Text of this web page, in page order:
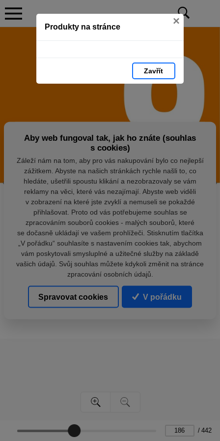
Produkty na stránce ×
Zavřít
/ 442
Aby web fungoval tak, jak ho znáte (souhlas
s cookies)
Záleží nám na tom, aby pro vás nakupování bylo co nejlepší
zážitkem. Abyste na našich stránkách rychle našli to, co
hledáte, ušetřili spoustu klikání a nezobrazovaly se vám
reklamy na věci, které vás nezajímají. Abyste web viděli
v zobrazení na které jste zvyklí a nemuseli se pokaždé
přihlašovat. Proto od vás potřebujeme souhlas se
zpracováním souborů cookies - malých souborů, které
se dočasně ukládají ve vašem prohlížeči. Stisknutím tlačítka
„V pořádku“ souhlasíte s nastavením cookies tak, abychom
vám poskytovali smysluplné a užitečné služby na základě
vašich údajů. Svůj souhlas můžete kdykoli změnit na stránce
zpracování osobních údajů.
Spravovat cookies V pořádku